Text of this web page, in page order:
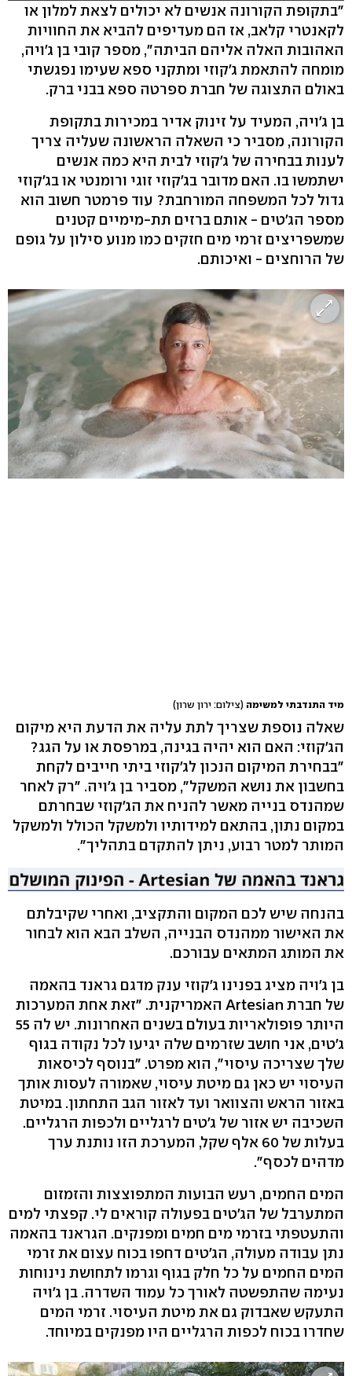
"בתקופת הקורונה אנשים לא יכולים לצאת למלון או
לקאנטרי קלאב, אז הם מעדיפים להביא את החוויות
האהובות האלה אליהם הביתה", מספר קובי בן ג'ויה,
מומחה להתאמת ג'קוזי ומתקני ספא שעימו נפגשתי
באולם התצוגה של חברת ספרטה ספא בבני ברק.
בן ג'ויה, המעיד על זינוק אדיר במכירות בתקופת
הקורונה, מסביר כי השאלה הראשונה שעליה צריך
לענות בבחירה של ג'קוזי לבית היא כמה אנשים
ישתמשו בו. האם מדובר בג'קוזי זוגי ורומנטי או בג'קוזי
גדול לכל המשפחה המורחבת? עוד פרמטר חשוב הוא
מספר הג'טים - אותם ברזים תת-מימיים קטנים
שמשפריצים זרמי מים חזקים כמו מנוע סילון על גופם
של הרוחצים - ואיכותם.
מיד התנדבתי למשימה (צילום: ירון שרון)
שאלה נוספת שצריך לתת עליה את הדעת היא מיקום
הג'קוזי: האם הוא יהיה בגינה, במרפסת או על הגג?
"בבחירת המיקום הנכון לג'קוזי ביתי חייבים לקחת
בחשבון את נושא המשקל", מסביר בן ג'ויה. "רק לאחר
שמהנדס בנייה מאשר להניח את הג'קוזי שבחרתם
במקום נתון, בהתאם למידותיו ולמשקל הכולל ולמשקל
המותר למטר רבוע, ניתן להתקדם בתהליך".
בהנחה שיש לכם המקום והתקציב, ואחרי שקיבלתם
את האישור ממהנדס הבנייה, השלב הבא הוא לבחור
את המותג המתאים עבורכם.
בן ג'ויה מציג בפנינו ג'קוזי ענק מדגם גראנד בהאמה
של חברת Artesian האמריקנית. "זאת אחת המערכות
היותר פופולאריות בעולם בשנים האחרונות. יש לה 55
ג'טים, אני חושב שזרמים שלה יגיעו לכל נקודה בגוף
שלך שצריכה עיסוי", הוא מפרט. "בנוסף לכיסאות
העיסוי יש כאן גם מיטת עיסוי, שאמורה לעסות אותך
באזור הראש והצוואר ועד לאזור הגב התחתון. במיטת
השכיבה יש אזור של ג'טים לרגליים ולכפות הרגליים.
בעלות של 60 אלף שקל, המערכת הזו נותנת ערך
מדהים לכסף".
המים החמים, רעש הבועות המתפוצצות והזמזום
המתערבל של הג'טים בפעולה קוראים לי. קפצתי למים
והתעטפתי בזרמי מים חמים ומפנקים. הגראנד בהאמה
נתן עבודה מעולה, הג'טים דחפו בכוח עצום את זרמי
המים החמים על כל חלק בגוף וגרמו לתחושת נינוחות
נעימה שהתפשטה לאורך כל עמוד השדרה. בן ג'ויה
התעקש שאבדוק גם את מיטת העיסוי. זרמי המים
שחדרו בכוח לכפות הרגליים היו מפנקים במיוחד.